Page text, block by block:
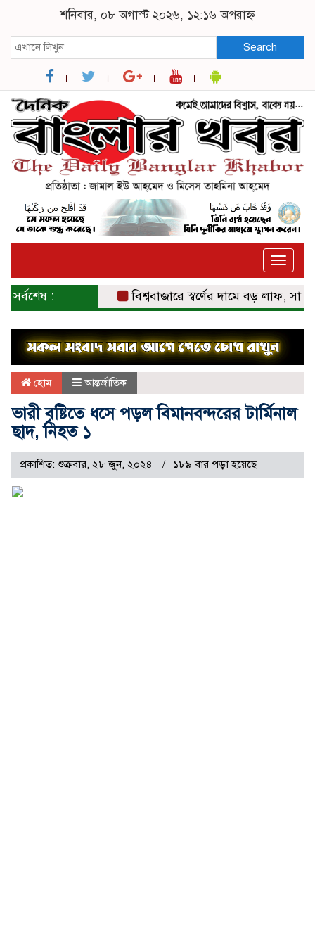
শনিবার, ০৮ অগাস্ট ২০২৬, ১২:১৬ অপরাহ্ন
Search
Toggle
সর্বশেষ : বিশ্ববাজারে স্বর্ণের দামে বড় লাফ, সাত
হোম আন্তর্জাতিক
ভারী বৃষ্টিতে ধসে পড়ল বিমানবন্দরের টার্মিনাল
ছাদ, নিহত ১
প্রকাশিত: শুক্রবার, ২৮ জুন, ২০২৪ ১৮৯ বার পড়া হয়েছে